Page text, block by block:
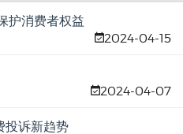
护消费者权益
2024-04-15
2024-04-07
投诉新趋势